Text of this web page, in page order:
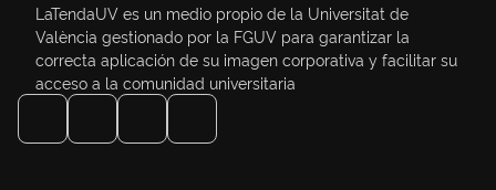
LaTendaUV es un medio propio de la Universitat de
València gestionado por la FGUV para garantizar la
correcta aplicación de su imagen corporativa y facilitar su
acceso a la comunidad universitaria